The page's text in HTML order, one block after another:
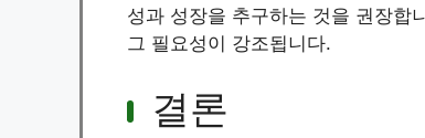
성과 성장을 추구하는 것을 권장합
그 필요성이 강조됩니다.
결론